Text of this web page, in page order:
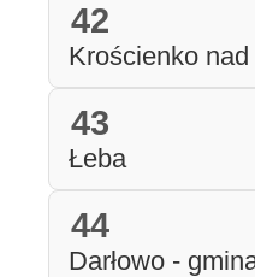
42
Krościenko
43
Łeba
44
Darłowo -